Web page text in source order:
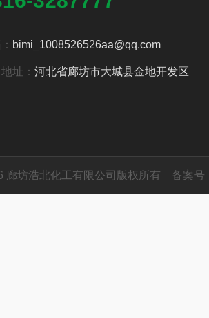
bimi_1008526526aa@qq.com
址： 河北省廊坊市大城县金地开发区
廊坊浩北化工有限公司版权所有 备案号